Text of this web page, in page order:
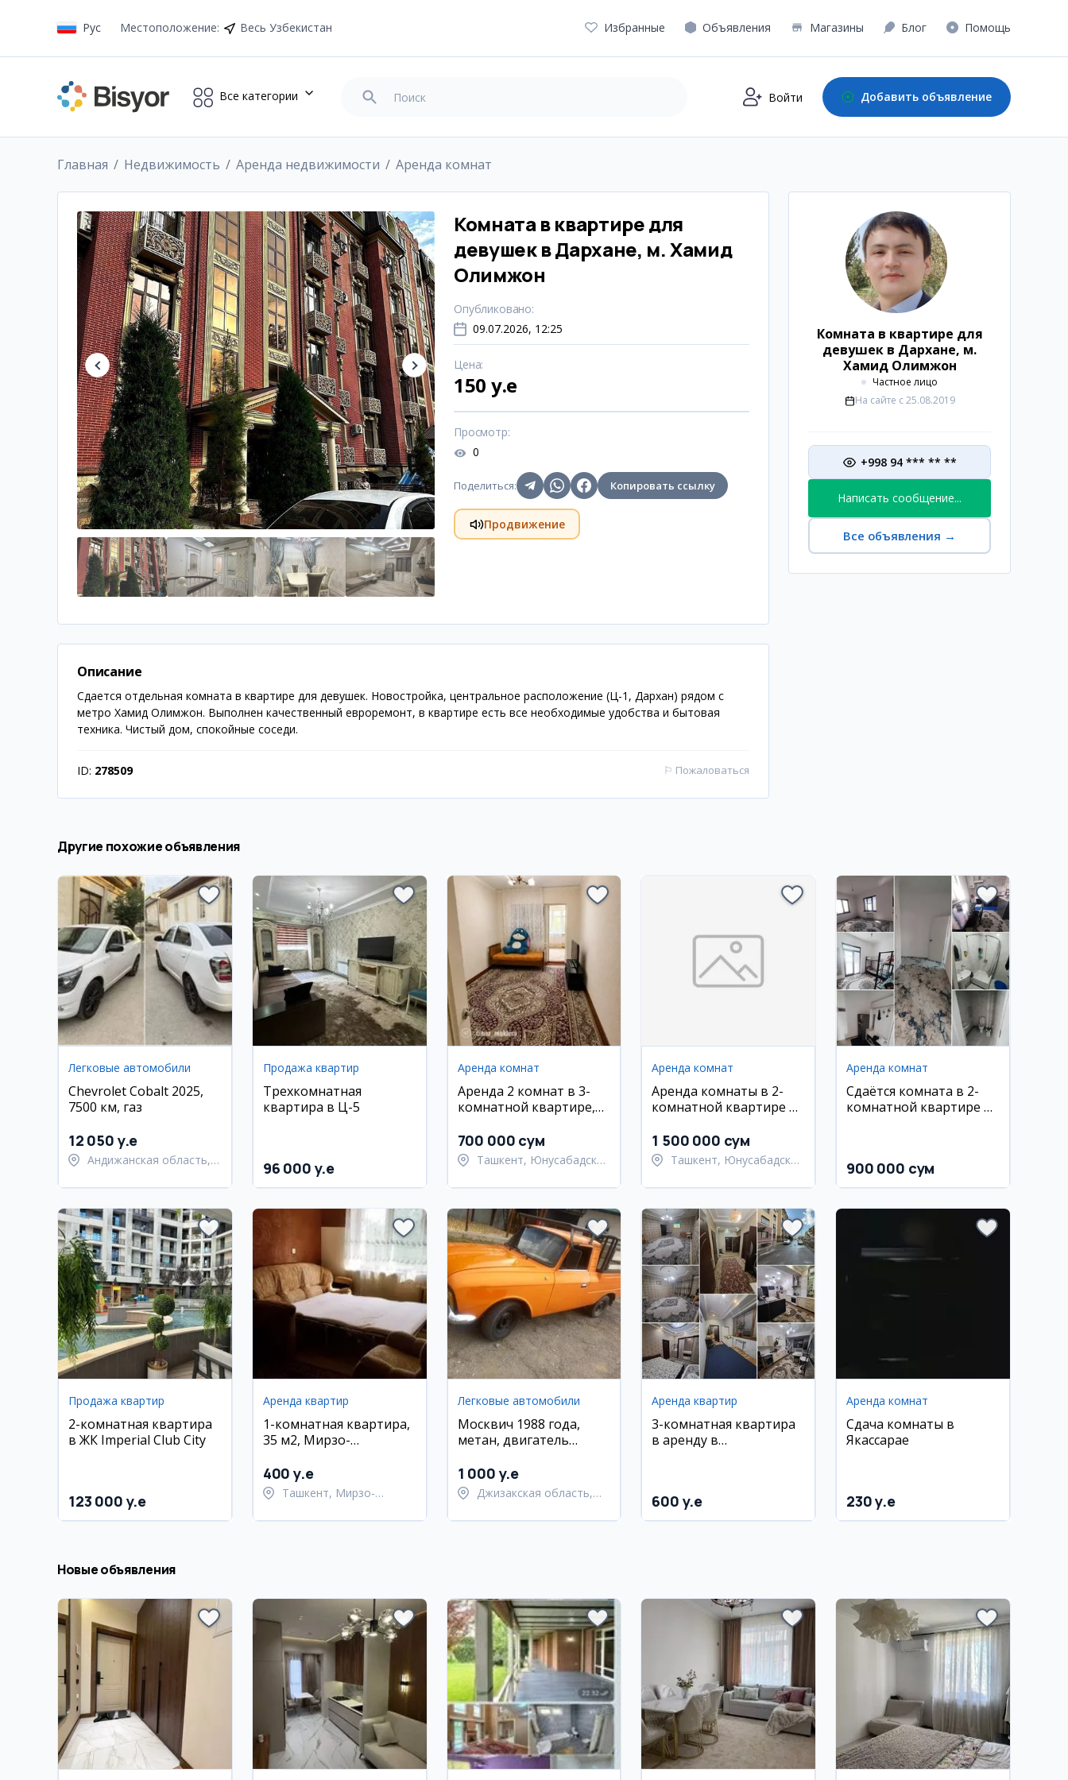
Рус Местоположение: Весь Узбекистан Избранные Объявления Магазины Блог Помощь
Все категории Войти Добавить объявление
Главная Недвижимость Аренда недвижимости Аренда комнат
Комната в квартире для
девушек в Дархане, м. Хамид
Олимжон
Опубликовано:
09.07.2026, 12:25
Цена:
150 y.e
Просмотр:
0
Поделиться: Копировать ссылку
Продвижение
Описание
Сдается отдельная комната в квартире для девушек. Новостройка, центральное расположение (Ц-1, Дархан) рядом с
метро Хамид Олимжон. Выполнен качественный евроремонт, в квартире есть все необходимые удобства и бытовая
техника. Чистый дом, спокойные соседи.
ID: 278509 ⚐ Пожаловаться
Комната в квартире для
девушек в Дархане, м.
Хамид Олимжон
Частное лицо
На сайте с 25.08.2019
+998 94 *** ** **
Написать сообщение...
Все объявления →
Другие похожие объявления
Легковые автомобили
Chevrolet Cobalt 2025,
7500 км, газ
12 050 y.e
Андижанская область,
Продажа квартир
Трехкомнатная
квартира в Ц-5
96 000 y.e
Аренда комнат
Аренда 2 комнат в 3-
комнатной квартире,
700 000 сум
Ташкент, Юнусабадский
Аренда комнат
Аренда комнаты в 2-
комнатной квартире на
1 500 000 сум
Ташкент, Юнусабадский
Аренда комнат
Сдаётся комната в 2-
комнатной квартире в
900 000 сум
Продажа квартир
2-комнатная квартира
в ЖК Imperial Club City
123 000 y.e
Аренда квартир
1-комнатная квартира,
35 м2, Мирзо-
400 y.e
Ташкент, Мирзо-
Легковые автомобили
Москвич 1988 года,
метан, двигатель
1 000 y.e
Джизакская область,
Аренда квартир
3-комнатная квартира
в аренду в
600 y.e
Аренда комнат
Сдача комнаты в
Якассарае
230 y.e
Новые объявления